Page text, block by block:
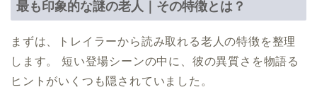
最も印象的な謎の老人｜その特徴とは？
まずは、トレイラーから読み取れる老人の特徴を整理
します。 短い登場シーンの中に、彼の異質さを物語る
ヒントがいくつも隠されていました。